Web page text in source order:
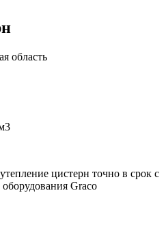
область
цистерн точно в срок с
Graco